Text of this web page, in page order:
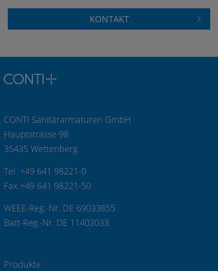
KONTAKT
CONTI Sanitärarmaturen GmbH
Hauptstrasse 98
35435 Wettenberg
Tel +49 641 98221-0
Fax +49 641 98221-50
WEEE-Reg.-Nr. DE 69033855
Batt-Reg.-Nr. DE 11402033
Produkte